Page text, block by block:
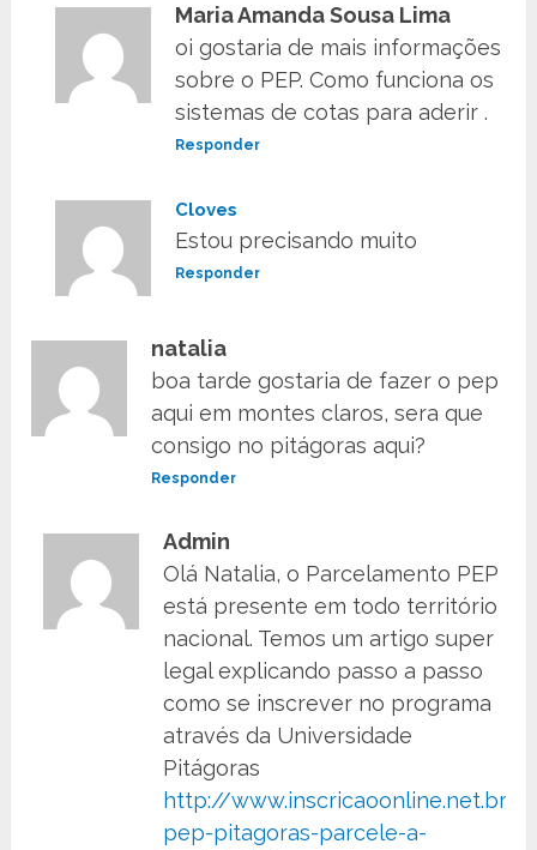
Maria Amanda Sousa Lima
oi gostaria de mais informações
sobre o PEP. Como funciona os
sistemas de cotas para aderir .
Responder
Cloves
Estou precisando muito
Responder
natalia
boa tarde gostaria de fazer o pep
aqui em montes claros, sera que
consigo no pitágoras aqui?
Responder
Admin
Olá Natalia, o Parcelamento PEP
está presente em todo território
nacional. Temos um artigo super
legal explicando passo a passo
como se inscrever no programa
através da Universidade
Pitágoras
http://www.inscricaoonline.net.br/
pep-pitagoras-parcele-a-